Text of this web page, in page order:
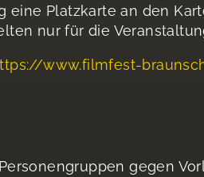
Platzkarte an den
nur für die
www.filmfest-
gegen